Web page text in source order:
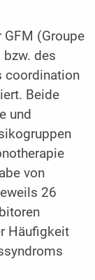
GFM (Groupe
des
coordination
Beide
und
von
26
Häufigkeit